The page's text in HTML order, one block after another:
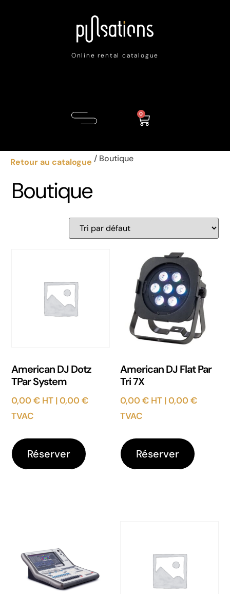
Online rental catalogue
0
Retour au catalogue / Boutique
Boutique
American DJ Dotz
TPar System
0,00€ HT |0,00€
TVAC
Réserver
American DJ Flat Par
Tri 7X
0,00 € HT |0,00 €
TVAC
Réserver